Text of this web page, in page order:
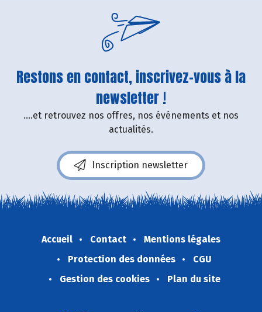
Restons en contact, inscrivez-vous à la
newsletter !
....et retrouvez nos offres, nos événements et nos
actualités.
Inscription newsletter
Accueil Contact
Mentions légales
Protection des données
CGU
Gestion des cookies
Plan du site